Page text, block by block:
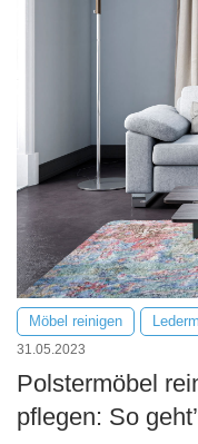
Möbel reinigen
31.05.2023
Polstermöbel
pflegen: So